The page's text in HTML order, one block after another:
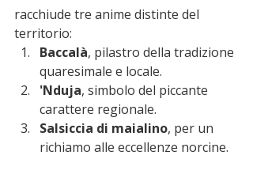
racchiude tre anime distinte del
territorio:
Baccalà, pilastro della tradizione
quaresimale e locale.
'Nduja, simbolo del piccante
carattere regionale.
Salsiccia di maialino, per un
richiamo alle eccellenze norcine.